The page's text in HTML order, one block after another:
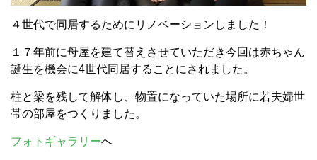
４世代で同居するためにリノベーションしました！
１７年前に母屋を建て替えさせていただき今回は赤ちゃん
誕生を機会に4世代同居することにされました。
柱と梁を残して解体し、物置になっていた場所に若夫婦世
帯の部屋をつくりました。
フォトギャラリーへ